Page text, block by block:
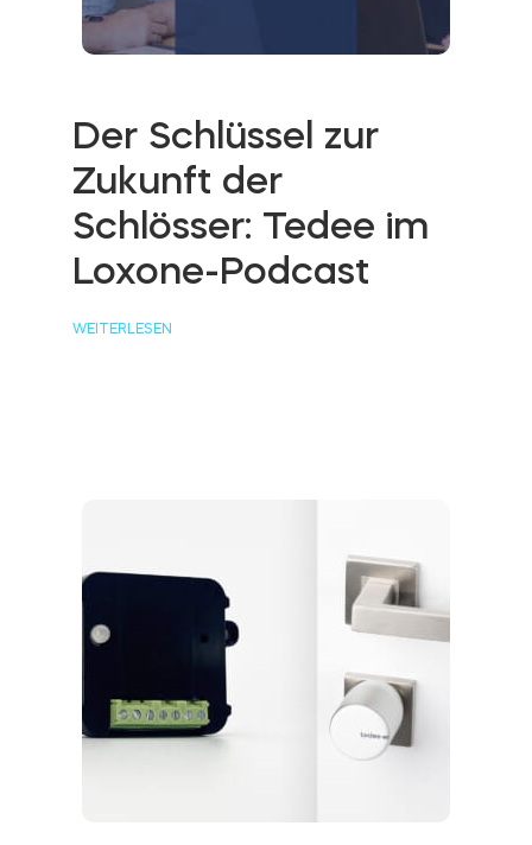
Der Schlüssel zur
Zukunft der
Schlösser: Tedee im
Loxone-Podcast
WEITERLESEN